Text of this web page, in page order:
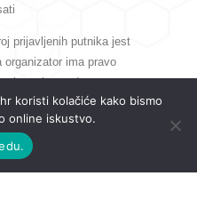
prijavljenih putnika jest
organizator ima pravo
navedeno
koristi kolačiće kako bismo
online iskustvo.